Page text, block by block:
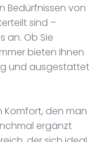
Bedürfnissen von
sind –
an. Ob Sie
bieten Ihnen
und ausgestattet
Komfort, den man
ergänzt